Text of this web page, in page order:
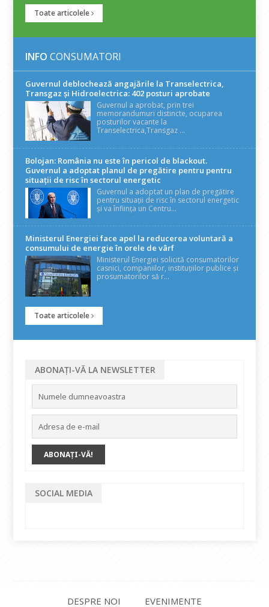
Toate articolele
INFO CONSUMATORI
Guvernul deblochează angajările la Transelectrica,
Transgaz și Hidroelectrica: 402 posturi aprobate
Guvernul a aprobat, prin trei
memorandumuri distincte, ocuparea
posturilor vacante la
Transelectrica,Transgaz ...
Bolojan: România nu este în pericol de blackout.
Guvernul a adoptat planul de pregătire pentru pentru
situații de risc în sectorul energetic
Guvernul a adoptat un plan de pregătire
pentru situații de risc în sectorul energetic
și va înființa un Centru...
Ministerul Energiei face apel la reducerea voluntară a
consumului de energie în orele de vârf
Ministerul Energiei solicită consumatorilor
casnici, companiilor, instituțiilor publice și
prosumatorilor să r...
Toate articolele
ABONAȚI-VĂ LA NEWSLETTER
SOCIAL MEDIA
DESPRE NOI EVENIMENTE